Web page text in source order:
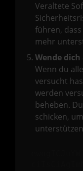
Veraltete
führen,
mehr
Wende
Wenn du
versucht
werden
beheben.
schicken,